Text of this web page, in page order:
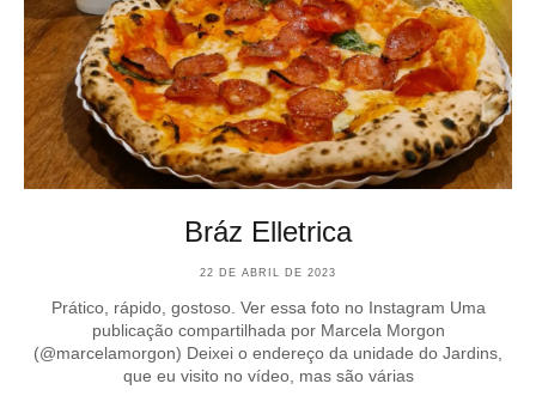
Bráz Elletrica
22 DE ABRIL DE 2023
Prático, rápido, gostoso. Ver essa foto no Instagram Uma
publicação compartilhada por Marcela Morgon
(@marcelamorgon) Deixei o endereço da unidade do Jardins,
que eu visito no vídeo, mas são várias